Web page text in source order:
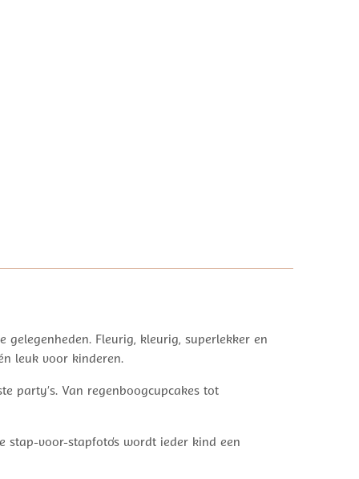
Fleurig, kleurig, superlekker en
leuk voor kinderen.
party’s. Van regenboogcupcakes tot
voor-stapfoto’s wordt ieder kind een